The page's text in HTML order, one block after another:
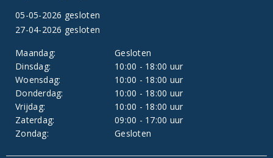
05-05-2026 gesloten
27-04-2026 gesloten
Maandag:
Gesloten
Dinsdag:
10:00 - 18:00 uur
Woensdag:
10:00 - 18:00 uur
Donderdag:
10:00 - 18:00 uur
Vrijdag:
10:00 - 18:00 uur
Zaterdag:
09:00 - 17:00 uur
Zondag:
Gesloten